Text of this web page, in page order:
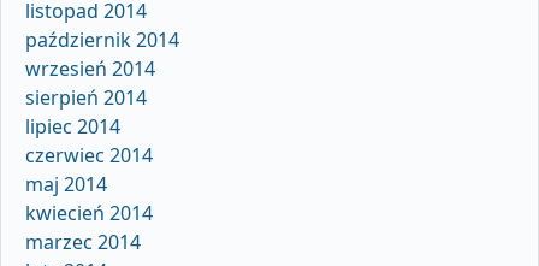
listopad 2014
październik 2014
wrzesień 2014
sierpień 2014
lipiec 2014
czerwiec 2014
maj 2014
kwiecień 2014
marzec 2014